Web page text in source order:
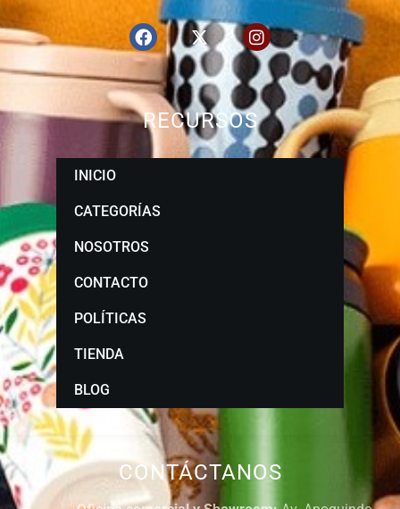
CONTÁCTANOS
RECURSOS
INICIO
CATEGORÍAS
NOSOTROS
CONTACTO
POLÍTICAS
TIENDA
BLOG